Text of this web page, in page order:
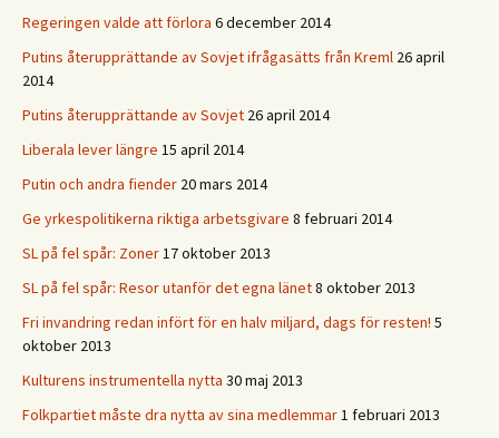
Regeringen valde att förlora 6 december 2014
Putins återupprättande av Sovjet ifrågasätts från Kreml 26 april
2014
Putins återupprättande av Sovjet 26 april 2014
Liberala lever längre 15 april 2014
Putin och andra fiender 20 mars 2014
Ge yrkespolitikerna riktiga arbetsgivare 8 februari 2014
SL på fel spår: Zoner17 oktober 2013
SL på fel spår: Resor utanför det egna länet8 oktober 2013
Fri invandring redan infört för en halv miljard, dags för resten! 5
oktober 2013
Kulturens instrumentella nytta 30 maj 2013
Folkpartiet måste dra nytta av sina medlemmar1 februari 2013